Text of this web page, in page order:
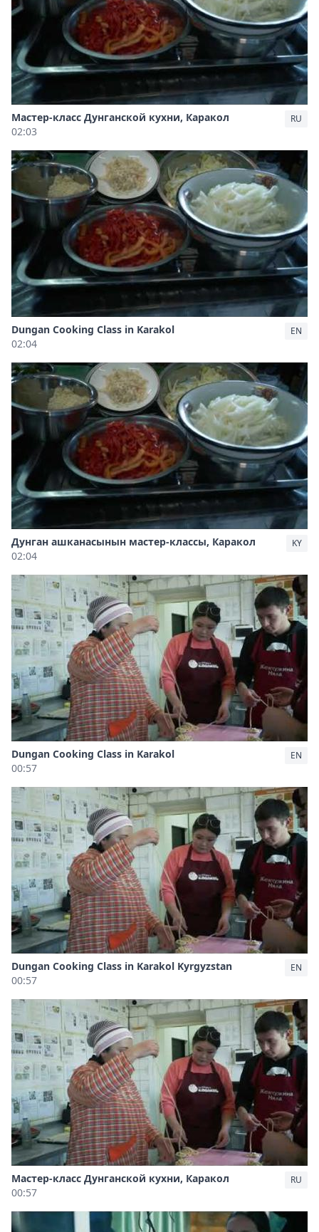
Мастер-класс Дунганской кухни, Каракол
02:03
RU
Dungan Cooking Class in Karakol
02:04
EN
Дунган ашканасынын мастер-классы, Каракол
02:04
KY
Dungan Cooking Class in Karakol
00:57
EN
Dungan Cooking Class in Karakol Kyrgyzstan
00:57
EN
Мастер-класс Дунганской кухни, Каракол
00:57
RU